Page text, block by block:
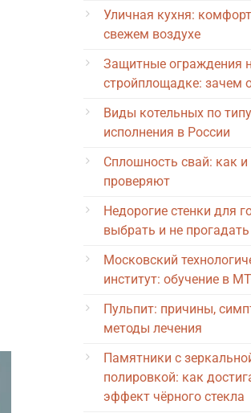
Уличная кухня:
свежем воздухе
Защитные ограждения
стройплощадке: зачем
Виды котельных по типу
исполнения в России
Сплошность свай: как и
проверяют
Недорогие стенки для
выбрать и не прогадать
Московский
институт: обучение в
Пульпит: причины,
методы лечения
Памятники с
полировкой: как
эффект чёрного стекла